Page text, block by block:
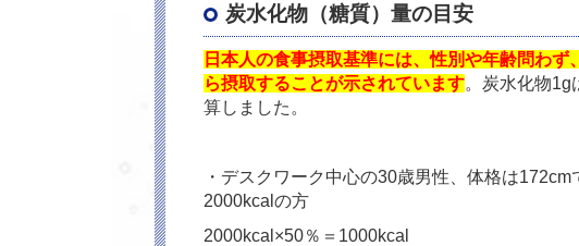
炭水化物（糖質）量の目安
日本人の食事摂取基準には、性別や年齢問わ
ら摂取することが示されています。炭水化物1g
算しました。
・デスクワーク中心の30歳男性、体格は
2000kcalの方
2000kcal×50％＝1000kcal